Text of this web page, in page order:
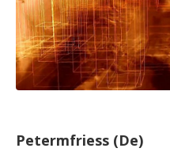
Petermfriess (De)